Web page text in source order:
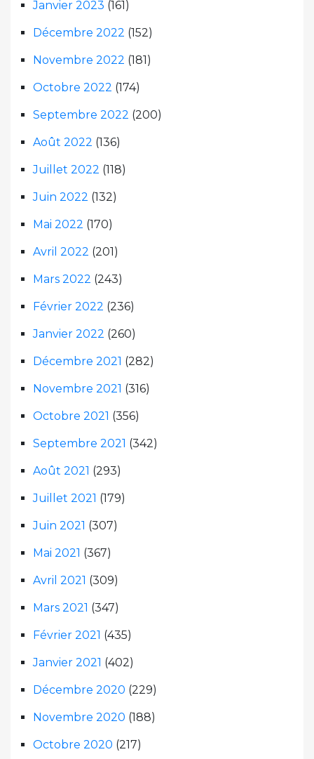
Janvier 2023 (161)
Décembre 2022 (152)
Novembre 2022 (181)
Octobre 2022 (174)
Septembre 2022 (200)
Août 2022 (136)
Juillet 2022 (118)
Juin 2022 (132)
Mai 2022 (170)
Avril 2022 (201)
Mars 2022 (243)
Février 2022 (236)
Janvier 2022 (260)
Décembre 2021 (282)
Novembre 2021 (316)
Octobre 2021 (356)
Septembre 2021 (342)
Août 2021 (293)
Juillet 2021 (179)
Juin 2021 (307)
Mai 2021 (367)
Avril 2021 (309)
Mars 2021 (347)
Février 2021 (435)
Janvier 2021 (402)
Décembre 2020 (229)
Novembre 2020 (188)
Octobre 2020 (217)